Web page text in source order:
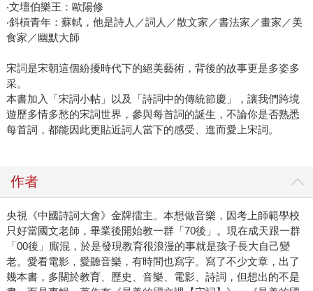
‧文壇伯樂王：歐陽修
‧斜槓青年：蘇軾，他是詩人／詞人／散文家／書法家／畫家／美
食家／幽默大師
宋詞是宋朝這個紛擾時代下的絕美藝術，背後的故事更是多姿多
采。
本書加入「宋詞小帖」以及「詩詞中的傳統節慶」，讓我們跨境
遊歷多情多愁的宋詞世界，參與每首詞的誕生，不論你是否熟悉
每首詞，都能因此更貼近詞人當下的感受、進而愛上宋詞。
作者
央視《中國詩詞大會》金牌擂主。本想做音樂，因考上師範學校
只好當國文老師，畢業後開始教一群「70後」。現在成天跟一群
「00後」廝混，於是發現教育很浪漫的事就是孩子長大自己變
老。愛看電影，愛聽音樂，有時間也寫字。寫了不少文章，出了
幾本書，多關於教育、歷史、音樂、電影、詩詞，但想出的不是